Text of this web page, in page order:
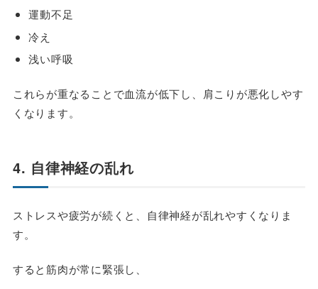
運動不足
冷え
浅い呼吸
これらが重なることで血流が低下し、肩こりが悪化しやす
くなります。
4. 自律神経の乱れ
ストレスや疲労が続くと、自律神経が乱れやすくなりま
す。
すると筋肉が常に緊張し、